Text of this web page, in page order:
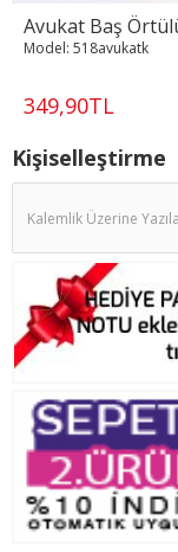
Avukat Baş
349,90TL
Model: 518avukatk
Kişiselleştirme